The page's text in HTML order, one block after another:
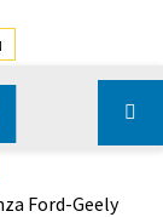
Ford-Geely